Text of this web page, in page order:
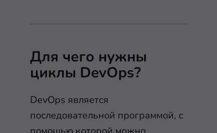
Для чего нужны
циклы DevOps?
DevOps является
последовательной программой, с